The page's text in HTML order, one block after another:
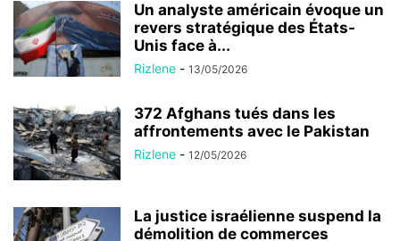
Un analyste américain évoque un
revers stratégique des États-
Unis face à...
Rizlene - 13/05/2026
372 Afghans tués dans les
affrontements avec le Pakistan
Rizlene - 12/05/2026
La justice israélienne suspend la
démolition de commerces